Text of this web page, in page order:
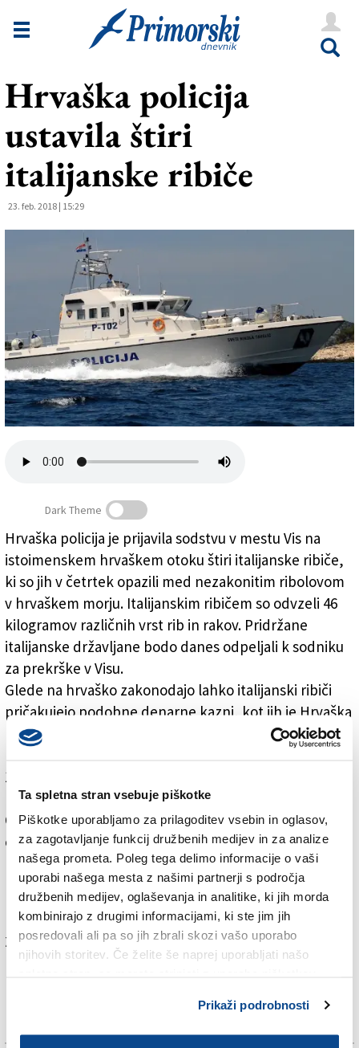
Ta spletna stran vsebuje piškotke
Piškotke uporabljamo za prilagoditev vsebin in oglasov,
za zagotavljanje funkcij družbenih medijev in za analize
našega prometa. Poleg tega delimo informacije o vaši
uporabi našega mesta z našimi partnerji s področja
družbenih medijev, oglaševanja in analitike, ki jih morda
kombinirajo z drugimi informacijami, ki ste jim jih
posredovali ali pa so jih zbrali skozi vašo uporabo
njihovih storitev. Če želite še naprej uporabljati našo
Prikaži podrobnosti
Novice
Goriška
Še
Vreme
Uredništvo
Oglasi
Založnik
Zadruga PD
Hrvaška policija
ustavila štiri
italijanske ribiče
23. feb. 2018 | 15:29
Hrvaška policija ustavila štiri italijanske ribiče
Dark Theme
Hrvaška policija je prijavila sodstvu v mestu Vis na
istoimenskem hrvaškem otoku štiri italijanske ribiče,
ki so jih v četrtek opazili med nezakonitim ribolovom
v hrvaškem morju. Italijanskim ribičem so odvzeli 46
kilogramov različnih vrst rib in rakov. Pridržane
italijanske državljane bodo danes odpeljali k sodniku
za prekrške v Visu.
Glede na hrvaško zakonodajo lahko italijanski ribiči
pričakujejo podobne denarne kazni, kot jih je Hrvaška
poslala slovenskim ribičem.
Pravnim osebam v Sloveniji so izrekli kazni v višini
10.000 kun (1330 evrov), odgovornim osebam v
podjetju pa še dodatnih 5000 kun (660 evrov) kazni.
Obrtnike so kaznovali s približno 2500 kunami (340
evri).
Kapitana italijanske ribiške ladje so ovadili tudi zaradi
kršitve hrvaškega zakona o morskem ribištvu, ki
predvideva kazen do 15.000 kun (2025 evrov).
Za branje in pisanje komentarjevje potrebna prijava